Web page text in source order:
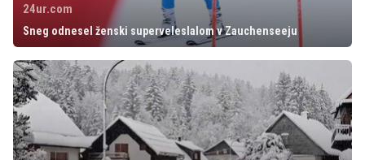
24ur.com
Sneg odnesel ženski superveleslalom v Zauchenseeju